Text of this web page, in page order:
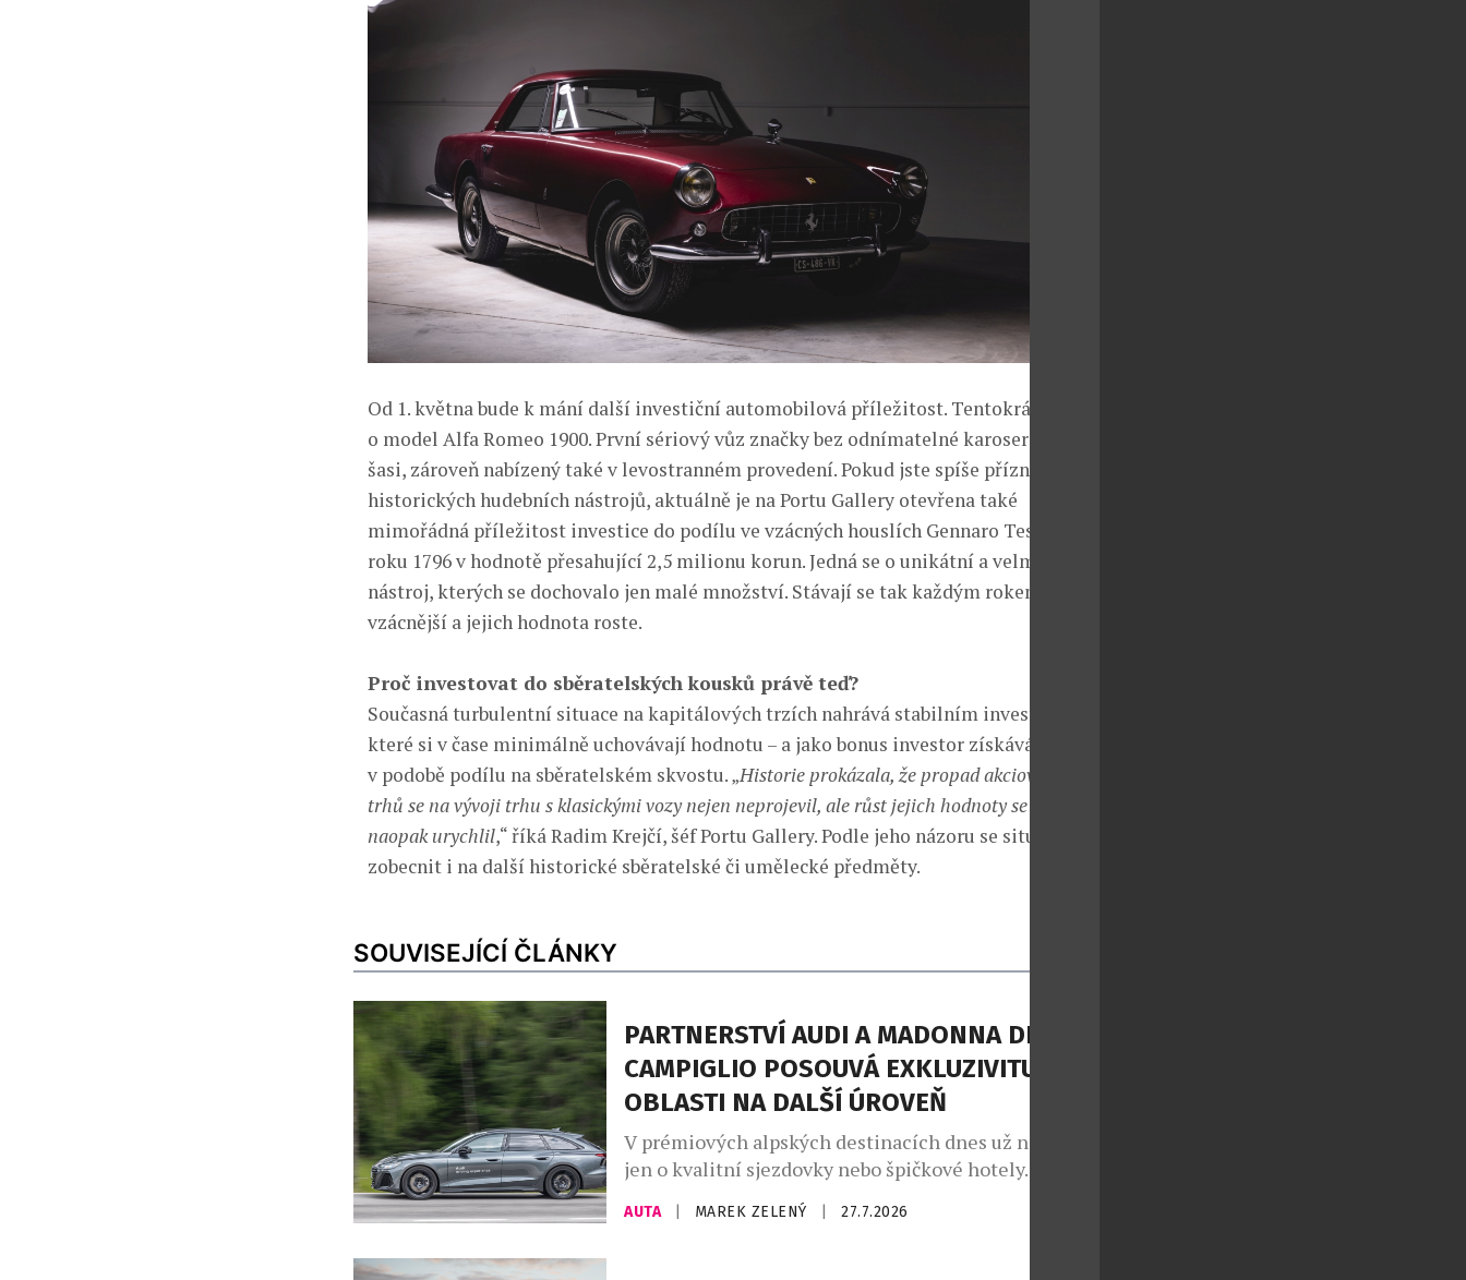
Od 1. května bude k mání další investiční automobilová příležitost. Tentokrát půjde
o model Alfa Romeo 1900. První sériový vůz značky bez odnímatelné karoserie od
šasi, zároveň nabízený také v levostranném provedení. Pokud jste spíše příznivcem
historických hudebních nástrojů, aktuálně je na Portu Gallery otevřena také
mimořádná příležitost investice do podílu ve vzácných houslích Gennaro Testore z
roku 1796 v hodnotě přesahující 2,5 milionu korun. Jedná se o unikátní a velmi cenný
nástroj, kterých se dochovalo jen malé množství. Stávají se tak každým rokem
vzácnější a jejich hodnota roste.
Proč investovat do sběratelských kousků právě teď?
Současná turbulentní situace na kapitálových trzích nahrává stabilním investicím,
které si v čase minimálně uchovávají hodnotu – a jako bonus investor získává prémii
v podobě podílu na sběratelském skvostu. „Historie prokázala, že propad akciových
trhů se na vývoji trhu s klasickými vozy nejen neprojevil, ale růst jejich hodnoty se tím
naopak urychlil,“ říká Radim Krejčí, šéf Portu Gallery. Podle jeho názoru se situace dá
zobecnit i na další historické sběratelské či umělecké předměty.
SOUVISEJÍCÍ ČLÁNKY
PARTNERSTVÍ AUDI A MADONNA DI
CAMPIGLIO POSOUVÁ EXKLUZIVITU
OBLASTI NA DALŠÍ ÚROVEŇ
V prémiových alpských destinacích dnes už nejde
jen o kvalitní sjezdovky nebo špičkové hotely. Stále
charakter místa. Madonna di Campiglio to potvrzuje
AUTA MAREK ZELENÝ 27.7.2026